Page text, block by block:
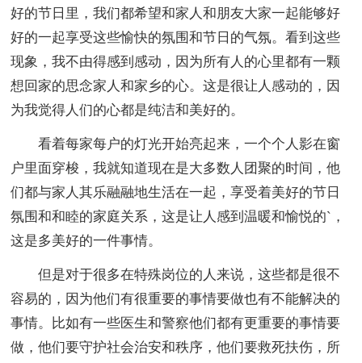
好的节日里，我们都希望和家人和朋友大家一起能够好
好的一起享受这些愉快的氛围和节日的气氛。看到这些
现象，我不由得感到感动，因为所有人的心里都有一颗
想回家的思念家人和家乡的心。这是很让人感动的，因
为我觉得人们的心都是纯洁和美好的。
看着每家每户的灯光开始亮起来，一个个人影在窗
户里面穿梭，我就知道现在是大多数人团聚的时间，他
们都与家人其乐融融地生活在一起，享受着美好的节日
氛围和和睦的家庭关系，这是让人感到温暖和愉悦的`，
这是多美好的一件事情。
但是对于很多在特殊岗位的人来说，这些都是很不
容易的，因为他们有很重要的事情要做也有不能解决的
事情。比如有一些医生和警察他们都有更重要的事情要
做，他们要守护社会治安和秩序，他们要救死扶伤，所